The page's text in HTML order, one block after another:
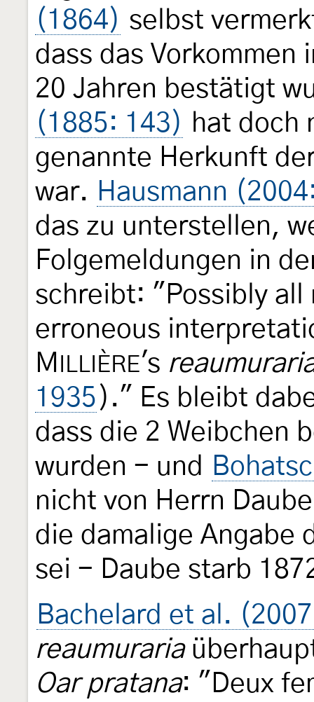
(1864) selbst
dass das Vorkommen
20 Jahren bestätigt
(1885: 143) hat doch
genannte Herkunft
war. Hausmann
das zu unterstellen,
Folgemeldungen in
schreibt: "Possibly all
erroneous
M
ILLIÈRE's
1935 )." Es bleibt
dass die 2 Weibchen
wurden - und
nicht von Herrn
die damalige Angabe
sei - Daube starb
Bachelard et al.
reaumuraria
Oar pratana: "Deux